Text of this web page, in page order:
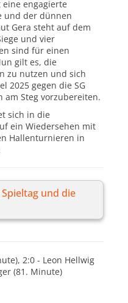
engagierte
und der dünnen
Gera steht auf dem
und vier
sind für einen
gilt es, die
zu nutzen und sich
2025 gegen die SG
am Steg vorzubereiten.
sich in die
ein Wiedersehen mit
Hallenturnieren in
Spieltag und die
2:0 - Leon Hellwig
(81. Minute)